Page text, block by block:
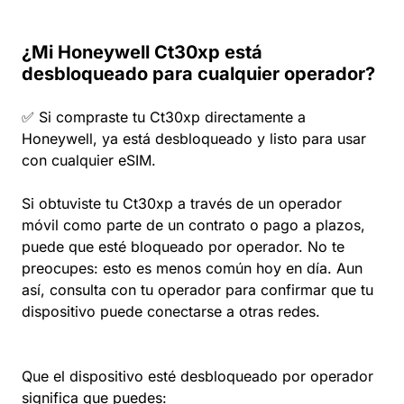
¿Mi Honeywell Ct30xp está
desbloqueado para cualquier operador?
✅ Si compraste tu Ct30xp directamente a
Honeywell, ya está desbloqueado y listo para usar
con cualquier eSIM.
Si obtuviste tu Ct30xp a través de un operador
móvil como parte de un contrato o pago a plazos,
puede que esté bloqueado por operador. No te
preocupes: esto es menos común hoy en día. Aun
así, consulta con tu operador para confirmar que tu
dispositivo puede conectarse a otras redes.
Que el dispositivo esté desbloqueado por operador
significa que puedes: